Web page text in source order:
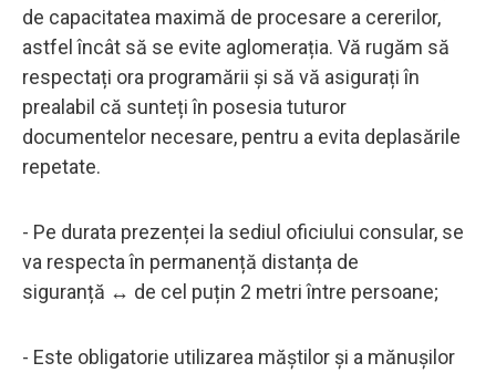
de capacitatea maximă de procesare a cererilor,
astfel încât să se evite aglomerația. Vă rugăm să
respectați ora programării și să vă asigurați în
prealabil că sunteți în posesia tuturor
documentelor necesare, pentru a evita deplasările
repetate.
- Pe durata prezenței la sediul oficiului consular, se
va respecta în permanență distanța de
siguranță ↔️ de cel puțin 2 metri între persoane;
- Este obligatorie utilizarea măștilor și a mănușilor